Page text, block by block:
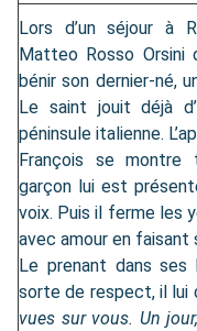
Lors d’un séjour à
Matteo Rosso Orsini
bénir son dernier-né,
Le saint jouit déjà
péninsule italienne.
François se
garçon lui est
voix. Puis il ferme les
avec amour en faisant
Le prenant dans
sorte de respect, il lui
vues sur vous. Un